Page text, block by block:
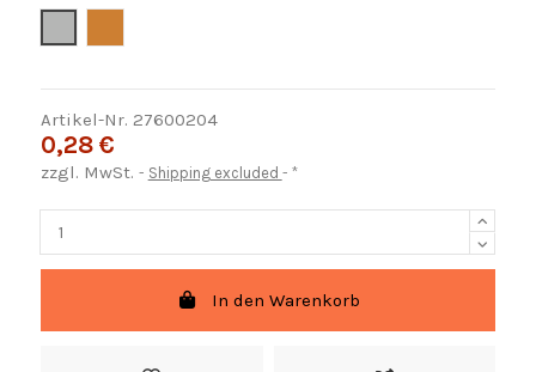
Artikel-Nr. 27600204
0,28 €
zzgl. MwSt. Shipping excluded *
In den Warenkorb